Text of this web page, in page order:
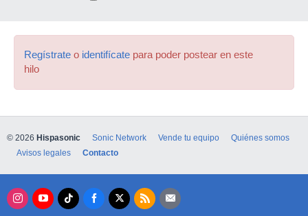
Regístrate o identifícate para poder postear en este
hilo
© 2026 Hispasonic Sonic Network Vende tu equipo
Quiénes somos
Avisos legales
Contacto